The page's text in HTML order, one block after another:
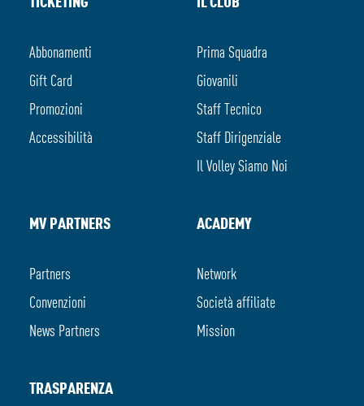
Abbonamenti
Gift Card
Promozioni
Accessibilità
Prima Squadra
Giovanili
Staff Tecnico
Staff Dirigenziale
Il Volley Siamo Noi
MV PARTNERS
Partners
Convenzioni
News Partners
ACADEMY
Network
Società affiliate
Mission
TRASPARENZA